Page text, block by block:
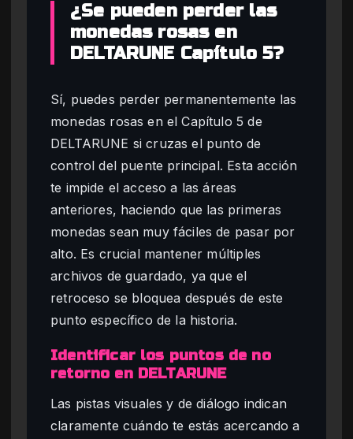
¿Se pueden perder las
monedas rosas en
DELTARUNE Capítulo 5?
Sí, puedes perder permanentemente las
monedas rosas en el Capítulo 5 de
DELTARUNE si cruzas el punto de
control del puente principal. Esta acción
te impide el acceso a las áreas
anteriores, haciendo que las primeras
monedas sean muy fáciles de pasar por
alto. Es crucial mantener múltiples
archivos de guardado, ya que el
retroceso se bloquea después de este
punto específico de la historia.
Identificar los puntos de no
retorno en DELTARUNE
Las pistas visuales y de diálogo indican
claramente cuándo te estás acercando a